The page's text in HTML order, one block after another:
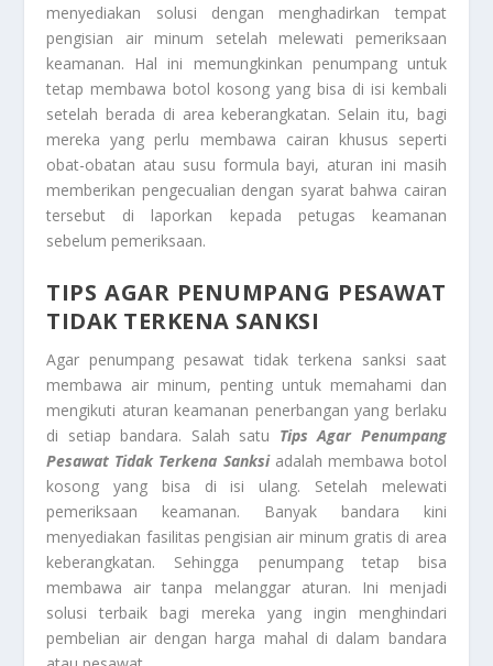
menyediakan solusi dengan menghadirkan tempat
pengisian air minum setelah melewati pemeriksaan
keamanan. Hal ini memungkinkan penumpang untuk
tetap membawa botol kosong yang bisa di isi kembali
setelah berada di area keberangkatan. Selain itu, bagi
mereka yang perlu membawa cairan khusus seperti
obat-obatan atau susu formula bayi, aturan ini masih
memberikan pengecualian dengan syarat bahwa cairan
tersebut di laporkan kepada petugas keamanan
sebelum pemeriksaan.
TIPS AGAR PENUMPANG PESAWAT
TIDAK TERKENA SANKSI
Agar penumpang pesawat tidak terkena sanksi saat
membawa air minum, penting untuk memahami dan
mengikuti aturan keamanan penerbangan yang berlaku
di setiap bandara. Salah satu Tips Agar Penumpang
Pesawat Tidak Terkena Sanksiadalah membawa botol
kosong yang bisa di isi ulang. Setelah melewati
pemeriksaan keamanan. Banyak bandara kini
menyediakan fasilitas pengisian air minum gratis di area
keberangkatan. Sehingga penumpang tetap bisa
membawa air tanpa melanggar aturan. Ini menjadi
solusi terbaik bagi mereka yang ingin menghindari
pembelian air dengan harga mahal di dalam bandara